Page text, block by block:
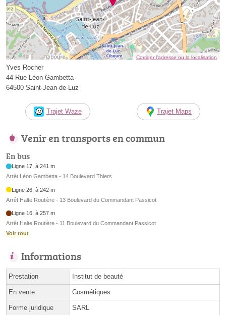
Corriger l’adresse ou la localisation
Yves Rocher
44 Rue Léon Gambetta
64500 Saint-Jean-de-Luz
Trajet Waze Trajet Maps
Venir en transports en commun
En bus
Ligne 17, à 241 m
Arrêt Léon Gambetta - 14 Boulevard Thiers
Ligne 26, à 242 m
Arrêt Halte Routière - 13 Boulevard du Commandant Passicot
Ligne 16, à 257 m
Arrêt Halte Routière - 11 Boulevard du Commandant Passicot
Voir tout
Informations
Prestation Institut de beauté
En vente Cosmétiques
Forme juridique SARL